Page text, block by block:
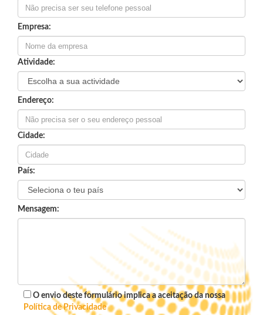
Empresa:
Atividade:
Endereço:
Cidade:
País:
Mensagem:
O envio deste formulário implica a aceitação da nossa
Política de Privacidade